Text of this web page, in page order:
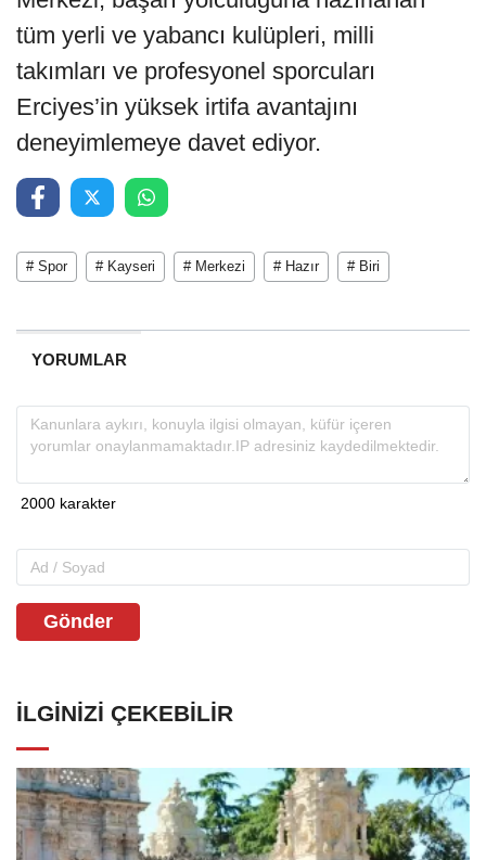
tüm yerli ve yabancı kulüpleri, milli
takımları ve profesyonel sporcuları
Erciyes’in yüksek irtifa avantajını
deneyimlemeye davet ediyor.
# Spor # Kayseri # Merkezi # Hazır # Biri
YORUMLAR
Gönder
İLGINIZI ÇEKEBILIR